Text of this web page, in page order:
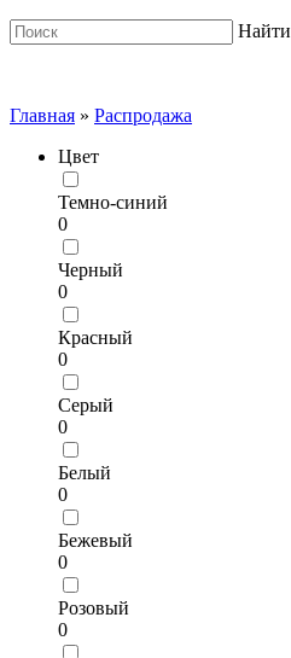
Найти
Главная » Распродажа
Цвет
Темно-синий
0
Черный
0
Красный
0
Серый
0
Белый
0
Бежевый
0
Розовый
0